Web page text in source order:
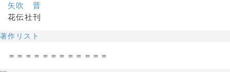
矢吹 晋
花伝社刊
著作リスト
＝＝＝＝＝＝＝＝＝＝＝＝